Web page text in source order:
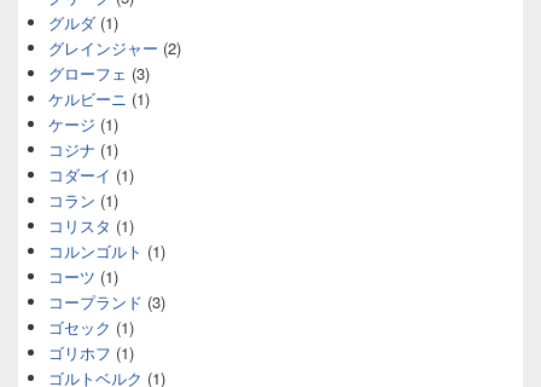
グルダ (1)
グレインジャー (2)
グローフェ (3)
ケルビーニ (1)
ケージ (1)
コジナ (1)
コダーイ (1)
コラン (1)
コリスタ (1)
コルンゴルト (1)
コーツ (1)
コープランド (3)
ゴセック (1)
ゴリホフ (1)
ゴルトベルク (1)